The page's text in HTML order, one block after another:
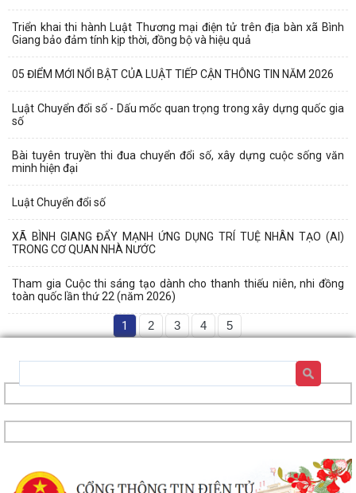
Triển khai thi hành Luật Thương mại điện tử trên địa bàn xã Bình
Giang bảo đảm tính kịp thời, đồng bộ và hiệu quả
05 ĐIỂM MỚI NỔI BẬT CỦA LUẬT TIẾP CẬN THÔNG TIN NĂM 2026
Luật Chuyển đổi số - Dấu mốc quan trọng trong xây dựng quốc gia
số
Bài tuyên truyền thi đua chuyển đổi số, xây dựng cuộc sống văn
minh hiện đại
Luật Chuyển đổi số
XÃ BÌNH GIANG ĐẨY MẠNH ỨNG DỤNG TRÍ TUỆ NHÂN TẠO (AI)
TRONG CƠ QUAN NHÀ NƯỚC
Tham gia Cuộc thi sáng tạo dành cho thanh thiếu niên, nhi đồng
toàn quốc lần thứ 22 (năm 2026)
1 2 3 4 5